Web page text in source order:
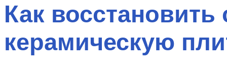
Как восстановить
керамическую